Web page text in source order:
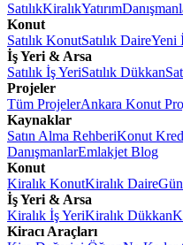
SatılıkKiralıkYatırım
Konut
Satılık KonutSatılık DaireYeni
İş Yeri & Arsa
Satılık İş YeriSatılık Dükkan
Projeler
Tüm ProjelerAnkara Konut
Kaynaklar
Satın Alma RehberiKonut
DanışmanlarEmlakjet Blog
Konut
Kiralık KonutKiralık Daire
İş Yeri & Arsa
Kiralık İş YeriKiralık Dükkan
Kiracı Araçları